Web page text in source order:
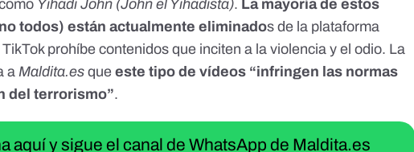
Yihadi John (John el Yihadista). La mayoría de estos
todos) están actualmente eliminados de la plataforma
prohíbe contenidos que inciten a la violencia y el odio. La
aMaldita.es queeste tipo de vídeos “infringen las normas
del terrorismo”.
aquí y sigue el canal de WhatsApp de Maldita.es